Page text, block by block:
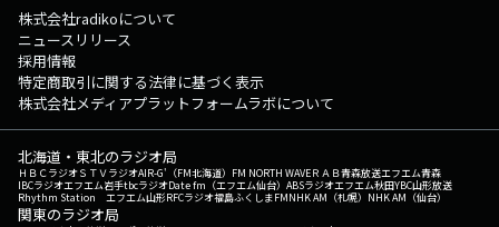
株式会社radikoについて
ニュースリリース
採用情報
特定商取引に関する法律に基づく表示
株式会社メディアプラットフォームラボについて
北海道・東北のラジオ局
ＨＢＣラジオＳＴＶラジオAIR-G'（FM北海道） FM NORTH WAVEＲＡＢ青森放送エフエム青森
IBCラジオエフエム岩手tbcラジオDate fm（エフエム仙台） ABSラジオエフエム秋田YBC山形放送
Rhythm Station エフエム山形RFCラジオ福島ふくしまFMNHK AM（札幌） NHK AM（仙台）
関東のラジオ局